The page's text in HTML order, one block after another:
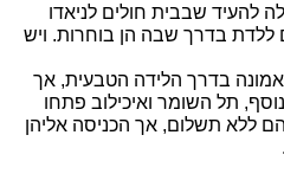
להעיד שבבית חולים לניאדו
ללדת בדרך שבה הן בוחרות. ויש
אמונה בדרך הלידה הטבעית, אך
תל השומר ואיכילוב פתחו
ללא תשלום, אך הכניסה אליהן